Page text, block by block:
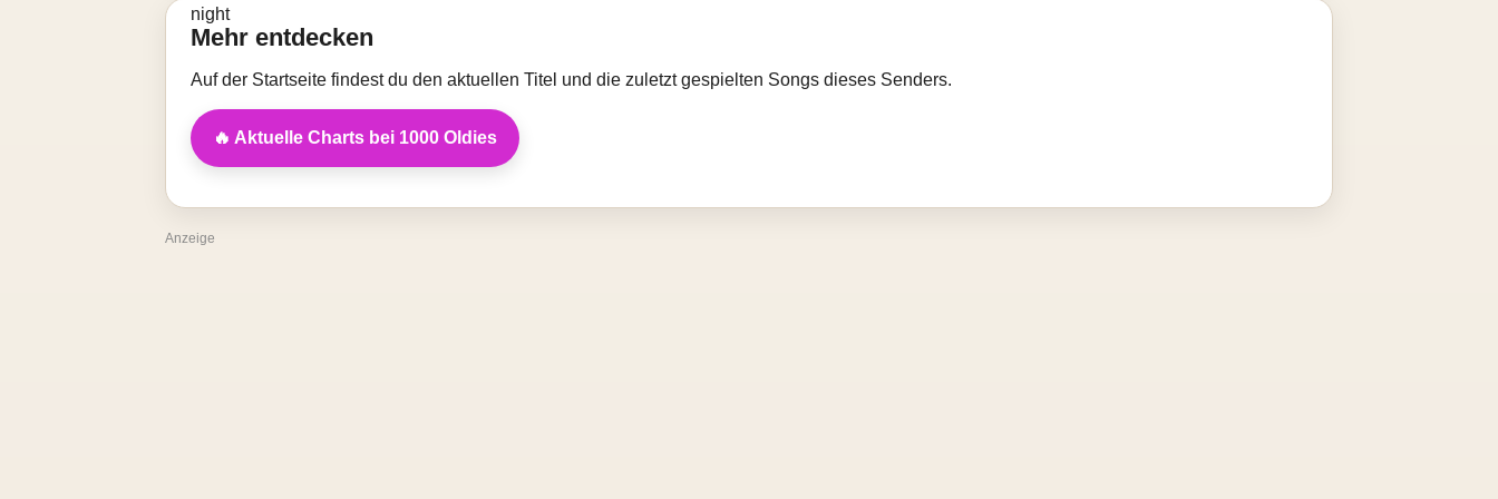
Mehr entdecken
Auf der Startseite findest du den aktuellen Titel und die zuletzt gespielten Songs dieses Senders.
🔥 Aktuelle Charts bei 1000 Oldies
Anzeige